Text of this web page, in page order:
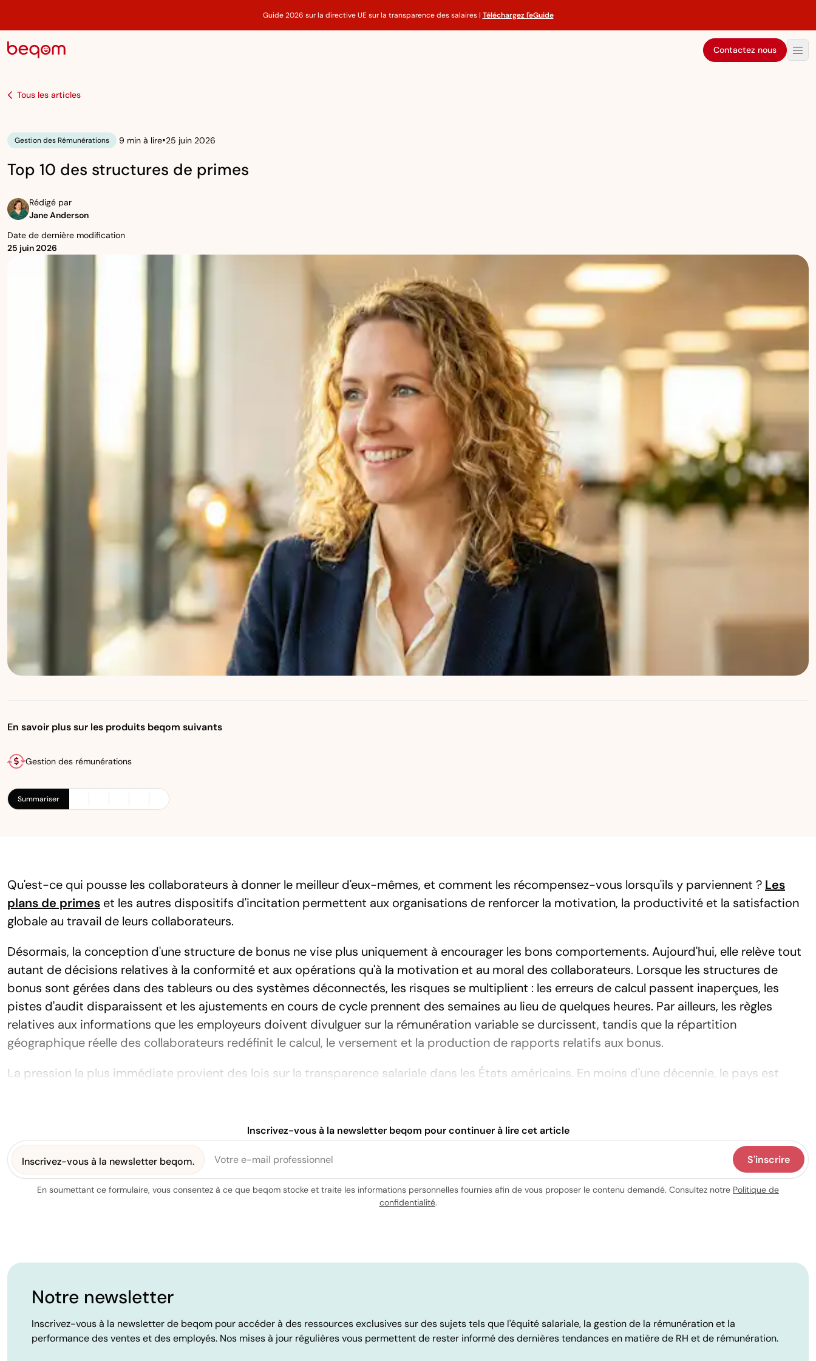
Guide 2026 sur la directive UE sur la transparence des salaires | Téléchargez l'eGuide
Contactez nous
Tous les articles
Gestion des Rémunérations 9 min à lire•25 juin 2026
Top 10 des structures de primes
Rédigé par
Jane Anderson
Date de dernière modification
25 juin 2026
En savoir plus sur les produits beqom suivants
Gestion des rémunérations
Summariser
Qu'est-ce qui pousse les collaborateurs à donner le meilleur d'eux-mêmes, et comment les récompensez-vous lorsqu'ils y parviennent ? Les
plans de primes et les autres dispositifs d'incitation permettent aux organisations de renforcer la motivation, la productivité et la satisfaction
globale au travail de leurs collaborateurs.
Désormais, la conception d'une structure de bonus ne vise plus uniquement à encourager les bons comportements. Aujourd'hui, elle relève tout
autant de décisions relatives à la conformité et aux opérations qu'à la motivation et au moral des collaborateurs. Lorsque les structures de
bonus sont gérées dans des tableurs ou des systèmes déconnectés, les risques se multiplient : les erreurs de calcul passent inaperçues, les
pistes d'audit disparaissent et les ajustements en cours de cycle prennent des semaines au lieu de quelques heures. Par ailleurs, les règles
relatives aux informations que les employeurs doivent divulguer sur la rémunération variable se durcissent, tandis que la répartition
géographique réelle des collaborateurs redéfinit le calcul, le versement et la production de rapports relatifs aux bonus.
La pression la plus immédiate provient des lois sur la transparence salariale dans les États américains. En moins d'une décennie, le pays est
employeurs de publier les fourchettes de rémunération dans les offres d'emploi. Plusieurs d'entre eux étendent cette obligation aux primes, aux
commissions et aux autres formes de rémunération variable.
Lors de la mise en place de vos systèmes de rémunération variable, explorez ces 10 exemples de structures de primes afin de déterminer
lesquelles sont adaptées à votre entreprise.
régulièrement des primes fondées sur des objectifs, par exemple de manière semestrielle ou annuelle, afin d'inciter les collaborateurs à être performants et à atteindre leurs
Exemple : les collaborateurs peuvent percevoir une prime sur objectifs après avoir réalisé un projet ou atteint leur quota dans un délai défini, tel qu'un trimestre.
Inscrivez-vous à la newsletter beqom pour continuer à lire cet article
Inscrivez-vous à la newsletter beqom. S'inscrire
En soumettant ce formulaire, vous consentez à ce que beqom stocke et traite les informations personnelles fournies afin de vous proposer le contenu demandé. Consultez notre Politique de
confidentialité.
Notre newsletter
Inscrivez-vous à la newsletter de beqom pour accéder à des ressources exclusives sur des sujets tels que l'équité salariale, la gestion de la rémunération et la
performance des ventes et des employés. Nos mises à jour régulières vous permettent de rester informé des dernières tendances en matière de RH et de rémunération.